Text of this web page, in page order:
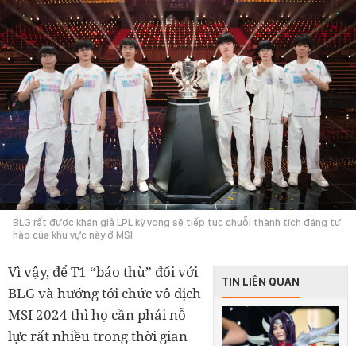
BLG rất được khán giả LPL kỳ vọng sẽ tiếp tục chuỗi thành tích đáng tự
hào của khu vực này ở MSI
TIN LIÊN QUAN
Vì vậy, để T1 “báo thù” đối với
BLG và hướng tới chức vô địch
MSI 2024 thì họ cần phải nỗ
lực rất nhiều trong thời gian